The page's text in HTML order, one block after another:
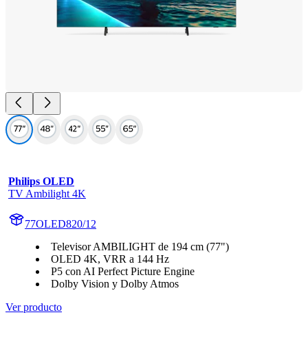
Philips OLED
TV Ambilight 4K
77OLED820/12
Televisor AMBILIGHT de 194 cm (77")
OLED 4K, VRR a 144 Hz
P5 con AI Perfect Picture Engine
Dolby Vision y Dolby Atmos
Ver producto